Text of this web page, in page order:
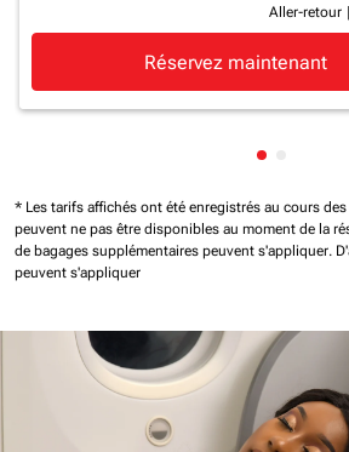
Aller-retour
Réservez maintenant
* Les tarifs affichés ont été enregistrés au cours
peuvent ne pas être disponibles au moment de la
de bagages supplémentaires peuvent s'appliquer.
peuvent s'appliquer